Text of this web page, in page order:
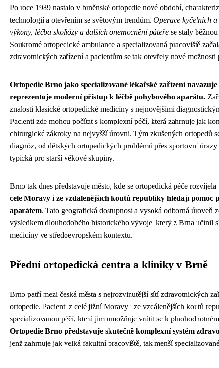
Po roce 1989 nastalo v brněnské ortopedie nové období,
technologií a otevřením se světovým trendům. Operace kyčelních
výkony, léčba skoliózy a dalších onemocnění páteře se staly
Soukromé ortopedické ambulance a specializovaná pracoviště
zdravotnických zařízení a pacientům se tak otevřely nové možnosti
Ortopedie Brno jako specializované lékařské zařízení
reprezentuje moderní přístup k léčbě pohybového aparátu.
znalosti klasické ortopedické medicíny s nejnovějšími
Pacienti zde mohou počítat s komplexní péčí, která zahrnuje jak
chirurgické zákroky na nejvyšší úrovni. Tým zkušených ortopedů
diagnóz, od dětských ortopedických problémů přes sportovní
typická pro starší věkové skupiny.
Brno tak dnes představuje město, kde se ortopedická péče
celé Moravy i ze vzdálenějších koutů republiky hledají pomoc
aparátem. Tato geografická dostupnost a vysoká odborná úroveň
výsledkem dlouhodobého historického vývoje, který z Brna učinil
medicíny ve středoevropském kontextu.
Přední ortopedická centra a kliniky v Brně
Brno patří mezi česká města s nejrozvinutější sítí zdravotnických
ortopedie. Pacienti z celé jižní Moravy i ze vzdálenějších koutů
specializovanou péčí, která jim umožňuje vrátit se k
Ortopedie Brno představuje skutečně komplexní systém
jenž zahrnuje jak velká fakultní pracoviště, tak menší